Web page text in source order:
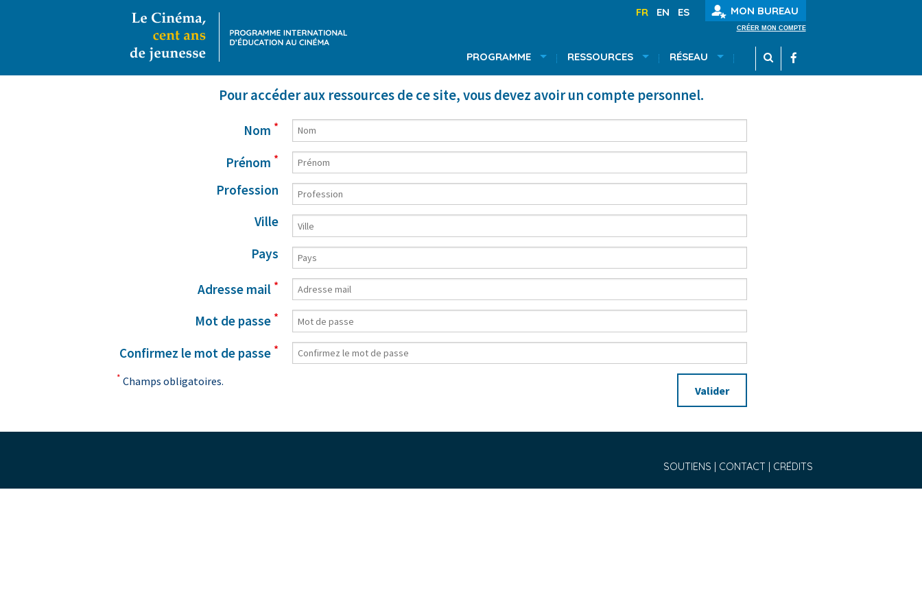
FR EN ES MON BUREAU
CRÉER MON COMPTE
PROGRAMME RESSOURCES RÉSEAU
Pour accéder aux ressources de ce site, vous devez avoir un compte personnel.
Nom *
Prénom *
Profession
Ville
Pays
Adresse mail *
Mot de passe *
Confirmez le mot de passe *
* Champs obligatoires.
Valider
SOUTIENS CONTACT CRÉDITS